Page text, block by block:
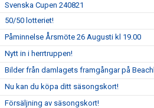
Svenska Cupen 240821
50/50 lotteriet!
Påminnelse Årsmöte 26 Augusti kl 19.00
Nytt in i herrtruppen!
Bilder från damlagets framgångar på
Nu kan du köpa ditt säsongskort!
Försäljning av säsongskort!